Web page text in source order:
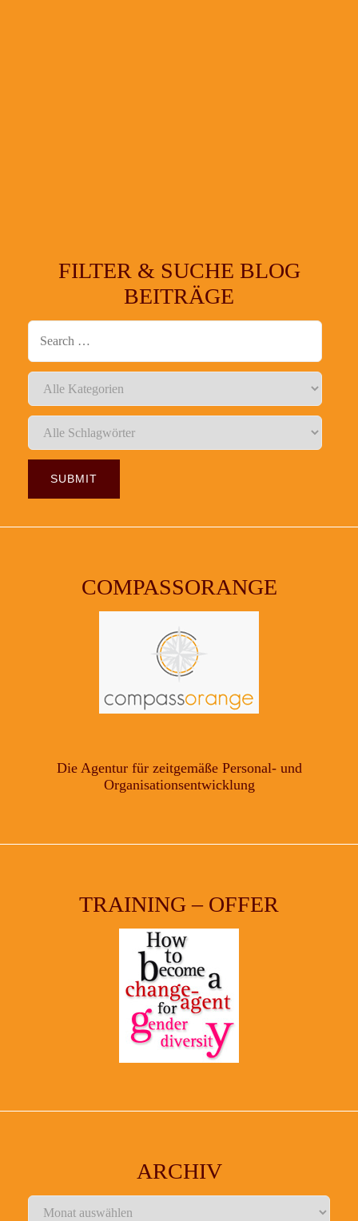
FILTER & SUCHE BLOG
BEITRÄGE
COMPASSORANGE
Die Agentur für zeitgemäße Personal- und
Organisationsentwicklung
TRAINING – OFFER
ARCHIV
Archiv